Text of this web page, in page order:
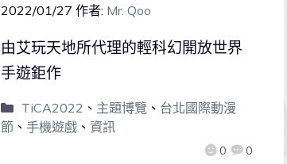
2022/01/27 作者: Mr. Qoo
0 0
由艾玩天地所代理的輕科幻開放世界
手遊鉅作
TiCA2022 、 主題博覽、 台北國際動漫
節、 手機遊戲、 資訊